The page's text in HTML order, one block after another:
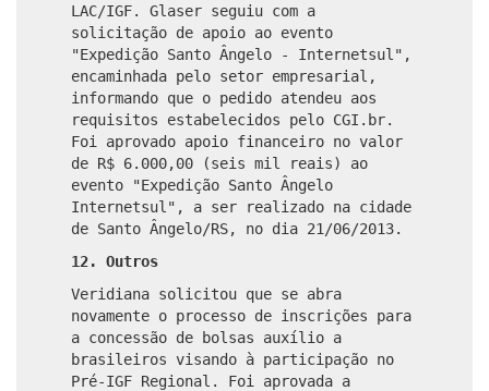
LAC/IGF. Glaser seguiu com a
solicitação de apoio ao evento
"Expedição Santo Ângelo - Internetsul",
encaminhada pelo setor empresarial,
informando que o pedido atendeu aos
requisitos estabelecidos pelo CGI.br.
Foi aprovado apoio financeiro no valor
de R$ 6.000,00 (seis mil reais) ao
evento "Expedição Santo Ângelo
Internetsul", a ser realizado na cidade
de Santo Ângelo/RS, no dia 21/06/2013.
12. Outros
Veridiana solicitou que se abra
novamente o processo de inscrições para
a concessão de bolsas auxílio a
brasileiros visando à participação no
Pré-IGF Regional. Foi aprovada a